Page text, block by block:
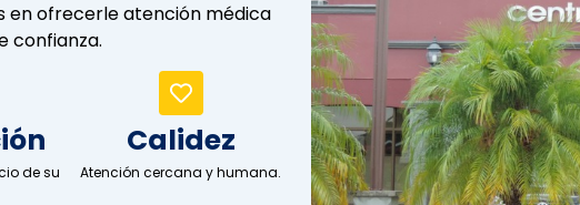
en ofrecerle atención médica
confianza.
de su
Calidez
Atención cercana y humana.